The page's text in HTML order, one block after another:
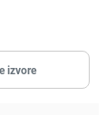
izvore